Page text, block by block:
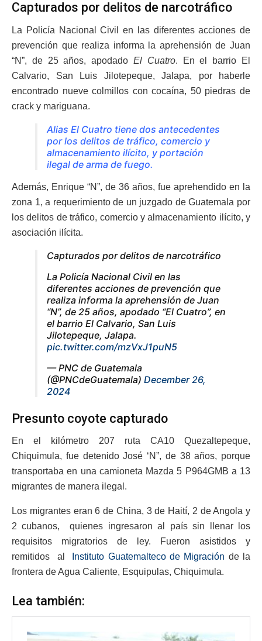
Capturados por delitos de narcotráfico
La Policía Nacional Civil en las diferentes acciones de
prevención que realiza informa la aprehensión de Juan
“N”, de 25 años, apodado El Cuatro. En el barrio El
Calvario, San Luis Jilotepeque, Jalapa, por haberle
encontrado nueve colmillos con cocaína, 50 piedras de
crack y mariguana.
Alias El Cuatro tiene dos antecedentes
por los delitos de tráfico, comercio y
almacenamiento ilícito, y portación
ilegal de arma de fuego.
Además, Enrique “N”, de 36 años, fue aprehendido en la
zona 1, a requerimiento de un juzgado de Guatemala por
los delitos de tráfico, comercio y almacenamiento ilícito, y
asociación ilícita.
Capturados por delitos de narcotráfico
La Policía Nacional Civil en las
diferentes acciones de prevención que
realiza informa la aprehensión de Juan
“N”, de 25 años, apodado “El Cuatro”, en
el barrio El Calvario, San Luis
Jilotepeque, Jalapa.
pic.twitter.com/mzVxJ1puN5
— PNC de Guatemala
(@PNCdeGuatemala) December 26,
2024
Presunto coyote capturado
En el kilómetro 207 ruta CA10 Quezaltepeque,
Chiquimula, fue detenido José ‘N”, de 38 años, porque
transportaba en una camioneta Mazda 5 P964GMB a 13
migrantes de manera ilegal.
Los migrantes eran 6 de China, 3 de Haití, 2 de Angola y
2 cubanos, quienes ingresaron al país sin llenar los
requisitos migratorios de ley. Fueron asistidos y
remitidos al
Instituto Guatemalteco de Migración de la
frontera de Agua Caliente, Esquipulas, Chiquimula.
Lea también: